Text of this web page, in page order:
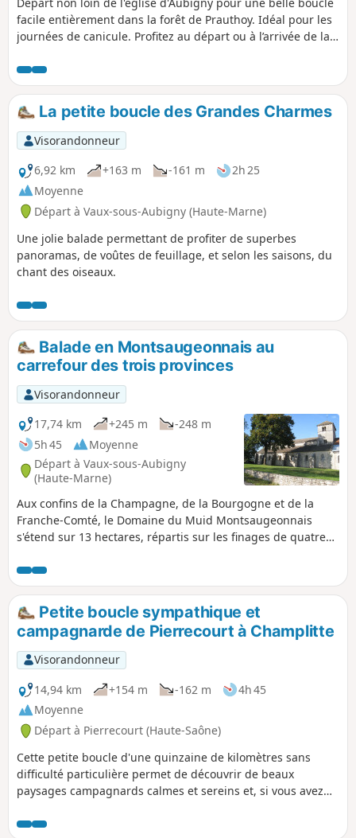
facile entièrement dans la forêt de Prauthoy. Idéal pour les
journées de canicule. Profitez au départ ou à l’arrivée de la
Blanc si beau temps dégagé.
La petite boucle des Grandes Charmes
Visorandonneur
6,92 km
+163 m -161 m
2h 25
Moyenne
Départ à Vaux-sous-Aubigny (Haute-Marne)
Une jolie balade permettant de profiter de superbes
panoramas, de voûtes de feuillage, et selon les saisons, du
chant des oiseaux.
Balade en Montsaugeonnais au
carrefour des trois provinces
Visorandonneur
17,74 km
+245 m
-248 m
5h 45
Moyenne
Départ à Vaux-sous-Aubigny
(Haute-Marne)
Aux confins de la Champagne, de la Bourgogne et de la
Franche-Comté, le Domaine du Muid Montsaugeonnais
s'étend sur 13 hectares, répartis sur les finages de quatre
et Vaux-sous-Aubigny. Abandonnée depuis l'apparition du
phylloxéra à la fin du XIXe siècle, la vigne est réapparue en
1988, grâce aux Chevaliers du Montsaugeonnais.
Petite boucle sympathique et
campagnarde de Pierrecourt à Champlitte
Visorandonneur
14,94 km
+154 m -162 m
4h 45
Moyenne
Départ à Pierrecourt (Haute-Saône)
Cette petite boucle d'une quinzaine de kilomètres sans
difficulté particulière permet de découvrir de beaux
paysages campagnards calmes et sereins et, si vous avez
chevreuils dans les sous-bois.